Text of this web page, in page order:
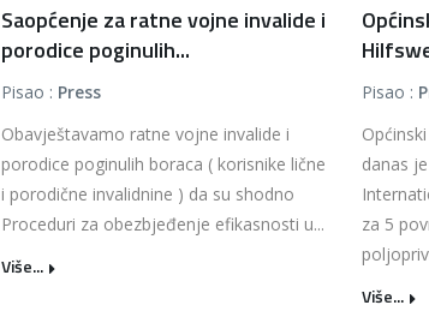
Saopćenje za ratne vojne invalide i
porodice poginulih...
Pisao : Press
Obavještavamo ratne vojne invalide i
porodice poginulih boraca ( korisnike lične
i porodične invalidnine ) da su shodno
Proceduri za obezbjeđenje efikasnosti u...
Više...
Pisao :
danas
za 5
Više...